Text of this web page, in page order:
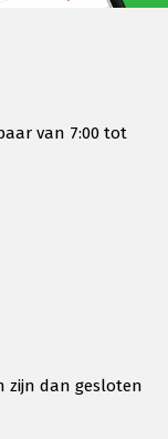
van 7:00 tot
zijn dan gesloten